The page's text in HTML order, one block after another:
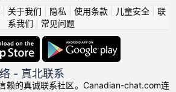
| 关于我们 隐私 使用条款| 儿童安全| 联
系我们
常见问题
- 真北联系
赖的真诚联系社区。Canadian-chat.com连